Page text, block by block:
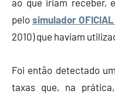
ao que iriam receber,
pelo simulador OFICIAL
2010) que haviam
Foi então detectado
taxas que, na